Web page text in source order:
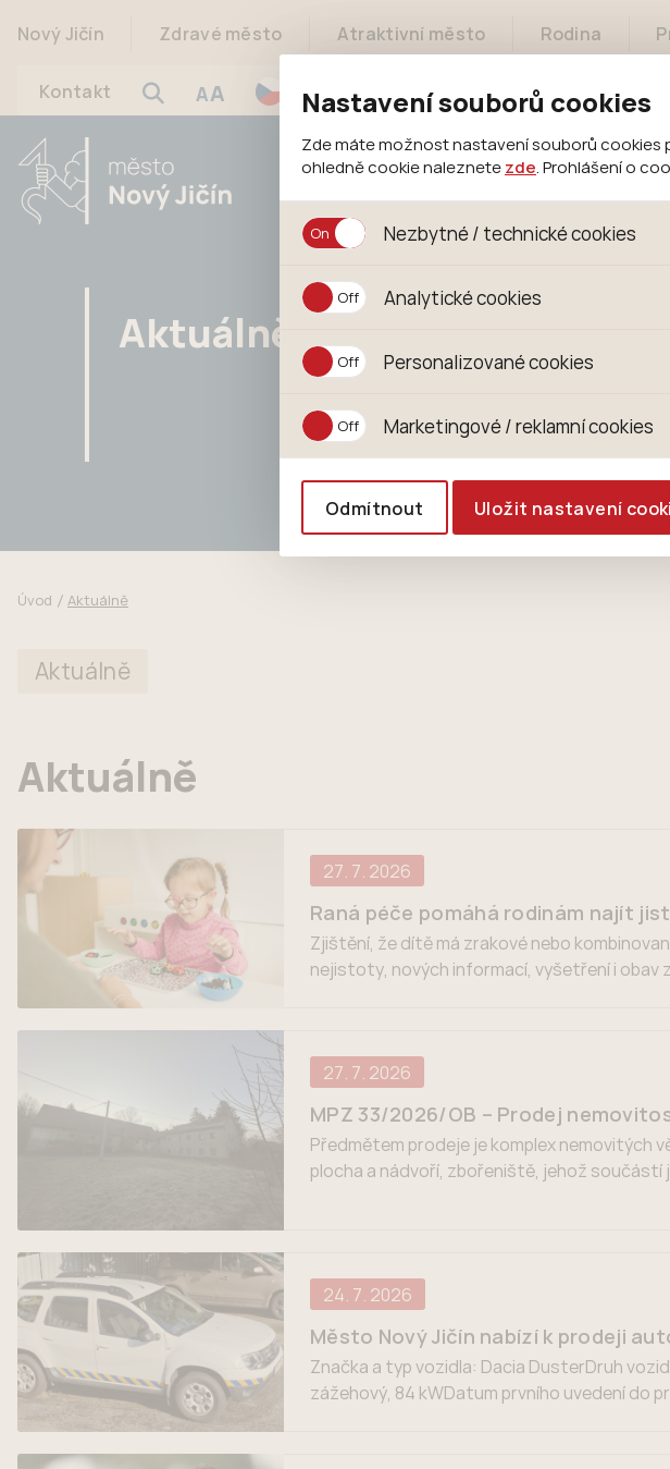
Nastavení souborů cookies
Zde máte možnost nastavení souborů cookies
ohledně cookie naleznete zde. Prohlášení o
Nezbytné / technické cookies
Jedná se o technické soubory, které jsou
jejich funkcí. Používají se mimo jiné k ukládání
Analytické cookies
Analytické cookies shromažďujeme
anonymizuje. Po anonymizaci se již nejedná
Personalizované cookies
Personalizované cookies jsou využívány k
zajišťuje lepší nákupní zkušenosti. Díky nim
pomůže vyhnout se nevhodným
Marketingové / reklamní cookies
Odmítnout
Uložit nastavení
Nový Jičín Zdravé město Atraktivní město Rodina
Kontakt AA
Aktuálně
Úvod Aktuálně
Aktuálně
Aktuálně
27. 7. 2026
Raná péče pomáhá rodinám najít
Zjištění, že dítě má zrakové nebo
nejistoty, nových informací, vyšetření i obav
27. 7. 2026
MPZ 33/2026/OB – Prodej
Předmětem prodeje je komplex nemovitých
plocha a nádvoří, zbořeniště, jehož
24. 7. 2026
Město Nový Jičín nabízí k prodeji
Značka a typ vozidla: Dacia DusterDruh
zážehový, 84 kWDatum prvního uvedení do